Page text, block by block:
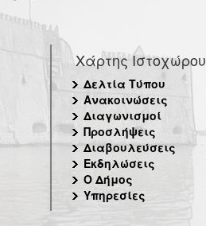
Χάρτης Ιστοχώρου
Δελτία Τύπου
Ανακοινώσεις
Διαγωνισμοί
Προσλήψεις
Διαβουλεύσεις
Εκδηλώσεις
Ο Δήμος
Υπηρεσίες